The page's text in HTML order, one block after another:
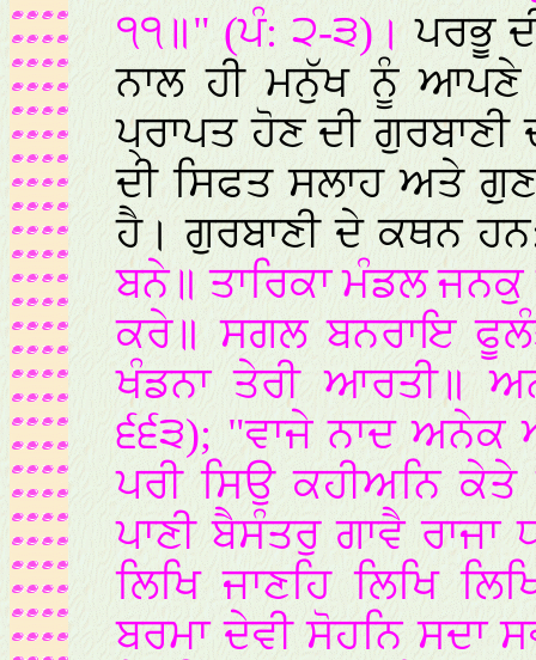
੧੧॥" (ਪੰ: ੨-੩)।ਪਰਭੂ
ਨਾਲ ਹੀ ਮਨੁੱਖ ਨੂੰ ਆਪਣੇ
ਪ੍ਰਾਪਤ ਹੋਣ ਦੀ
ਦੀ ਸਿਫਤ ਸਲਾਹ ਅਤੇ
ਹੈ। ਗੁਰਬਾਣੀ ਦੇ ਕਥਨ
ਬਨੇ॥ ਤਾਰਿਕਾ ਮੰਡਲ
ਕਰੇ॥ ਸਗਲ ਬਨਰਾਇ
ਖੰਡਨਾ ਤੇਰੀ ਆਰਤੀ॥
੬੬੩); "ਵਾਜੇ ਨਾਦ ਅਨੇਕ
ਪਰੀ ਸਿਉ ਕਹੀਅਨਿ ਕੇਤੇ
ਪਾਣੀ ਬੈਸੰਤਰੁ ਗਾਵੈ
ਲਿਖਿ ਜਾਣਹਿ ਲਿਖਿ
ਬਰਮਾ ਦੇਵੀ ਸੋਹਨਿ ਸਦਾ